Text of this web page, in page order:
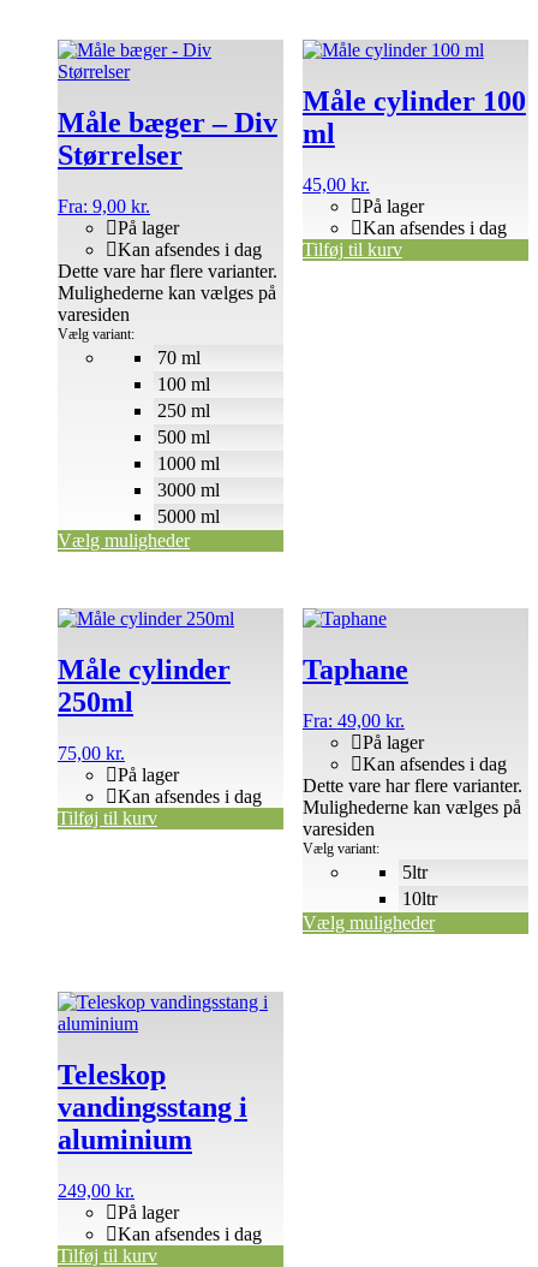
Måle bæger – Div
Størrelser
Fra: 9,00 kr.
På lager
Kan afsendes i dag
Vælg variant:
Vælg muligheder
Dette vare har flere varianter.
Mulighederne kan vælges på
varesiden
70 ml
100 ml
250 ml
500 ml
1000 ml
3000 ml
5000 ml
Måle cylinder 100
ml
45,00 kr.
På lager
Kan afsendes i dag
Tilføj til kurv
Måle cylinder
250ml
75,00 kr.
På lager
Kan afsendes i dag
Tilføj til kurv
Taphane
Fra: 49,00 kr.
På lager
Kan afsendes i dag
Vælg variant:
Vælg muligheder
Dette vare har flere varianter.
Mulighederne kan vælges på
varesiden
5ltr
10ltr
Teleskop
vandingsstang i
aluminium
249,00 kr.
På lager
Kan afsendes i dag
Tilføj til kurv